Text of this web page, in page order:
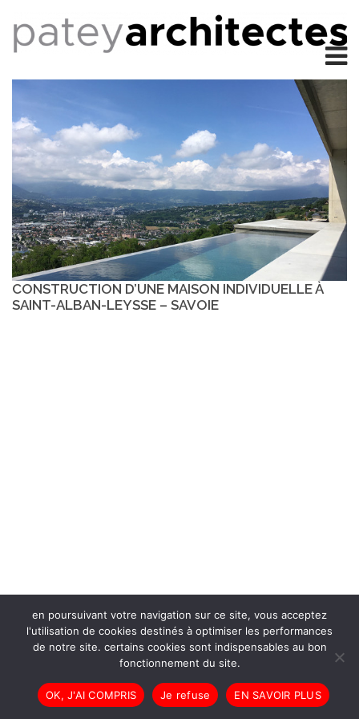
CONSTRUCTION D’UNE MAISON INDIVIDUELLE À
SAINT-ALBAN-LEYSSE – SAVOIE
en poursuivant votre navigation sur ce site, vous acceptez
l'utilisation de cookies destinés à optimiser les performances
de notre site. certains cookies sont indispensables au bon
fonctionnement du site.
OK, J'AI COMPRIS Je refuse EN SAVOIR PLUS